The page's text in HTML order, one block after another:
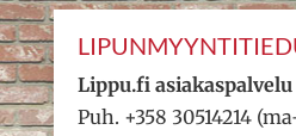
Lippu.fi asiakaspalvelu
Puh. +358 30514214